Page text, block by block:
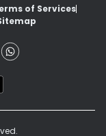
of Services